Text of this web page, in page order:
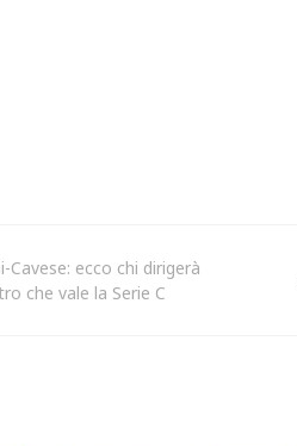
Cavese: ecco chi dirigerà
che vale la Serie C